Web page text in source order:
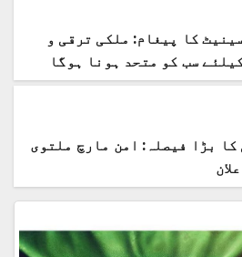
کا پیغام: ملکی ترقی و
سب کو متحد ہونا ہوگا
کا بڑا فیصلہ: امن مارچ ملتوی